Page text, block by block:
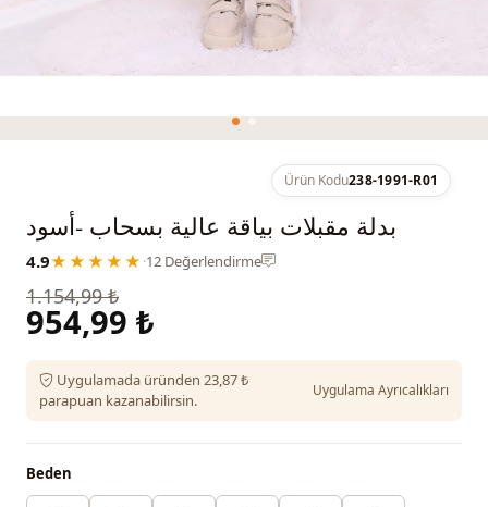
Ürün Kodu238-1991-R01
بدلة مقبلات بياقة عالية بسحاب -أسود
4.9★★★★★ ·12 Değerlendirme
1.154,99 ₺
954,99 ₺
Uygulamada üründen 23,87 ₺
parapuan kazanabilirsin.
Uygulama Ayrıcalıkları
Beden